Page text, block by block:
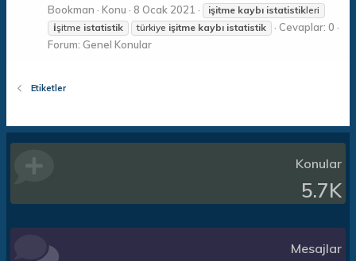
Bookman
Konu 8 Ocak 2021 işitme kaybı istatistikleri
i̇şitme istatistik türkiye işitme kaybı istatistik
Cevaplar: 0
Forum: Genel Konular
Etiketler
Konular
5.7K
Mesajlar